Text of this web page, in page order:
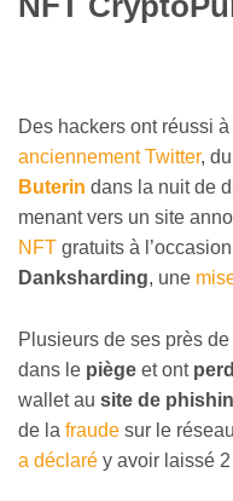
Des hackers ont réussi
anciennement Twitter,
Buterin dans la nuit de
menant vers un site
NFT gratuits à
Danksharding, une
Plusieurs de ses près
dans le piège et ont
wallet au site de
de la fraude sur le
a déclaré y avoir laissé